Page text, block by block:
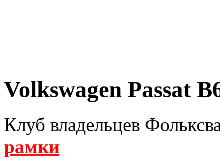
Volkswagen Passat
Клуб владельцев
рамки